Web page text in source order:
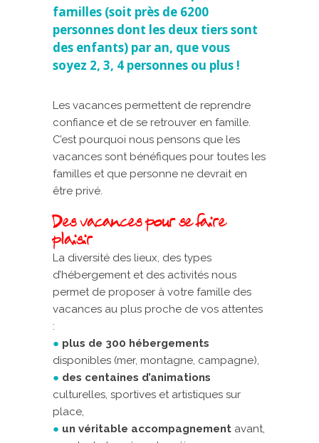
familles (soit près de 6200
personnes dont les deux tiers sont
des enfants) par an, que vous
soyez 2, 3, 4 personnes ou plus !
Les vacances permettent de reprendre
confiance et de se retrouver en famille.
C’est pourquoi nous pensons que les
vacances sont bénéfiques pour toutes les
familles et que personne ne devrait en
être privé.
Des vacances pour se faire
plaisir
La diversité des lieux, des types
d’hébergement et des activités nous
permet de proposer à votre famille des
vacances au plus proche de vos attentes
:
● plus de 300 hébergements
disponibles (mer, montagne, campagne),
● des centaines d’animations
culturelles, sportives et artistiques sur
place,
● un véritable accompagnement avant,